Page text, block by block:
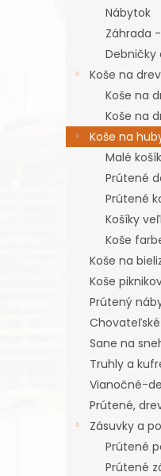
Nábytok
Záhrada
Debničky
Koše na
Koše na
Koše na
Koše na
Malé
Prútené
Prútené
Košíky
Koše
Koše na
Koše
Prútený
Sane na
Truhly a
Vianočné-
Prútené,
Zásuvky a
Prútené
Prútené